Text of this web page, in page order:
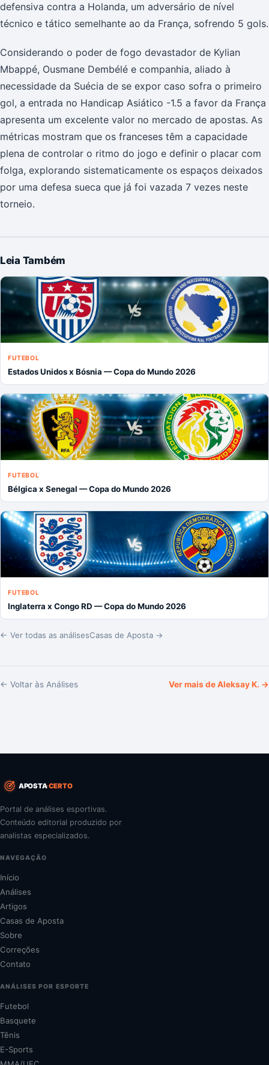
defensiva contra a Holanda, um adversário de nível
técnico e tático semelhante ao da França, sofrendo 5 gols.
Considerando o poder de fogo devastador de Kylian
Mbappé, Ousmane Dembélé e companhia, aliado à
necessidade da Suécia de se expor caso sofra o primeiro
gol, a entrada no Handicap Asiático -1.5 a favor da França
apresenta um excelente valor no mercado de apostas. As
métricas mostram que os franceses têm a capacidade
plena de controlar o ritmo do jogo e definir o placar com
folga, explorando sistematicamente os espaços deixados
por uma defesa sueca que já foi vazada 7 vezes neste
torneio.
Leia Também
FUTEBOL
Estados Unidos x Bósnia — Copa do Mundo 2026
FUTEBOL
Bélgica x Senegal — Copa do Mundo 2026
FUTEBOL
Inglaterra x Congo RD — Copa do Mundo 2026
← Ver todas as análisesCasas de Aposta →
← Voltar às Análises Ver mais deAleksay K. →
APOSTACERTO
Portal de análises esportivas.
Conteúdo editorial produzido por
analistas especializados.
NAVEGAÇÃO
Início
Análises
Artigos
Casas de Aposta
Sobre
Correções
Contato
ANÁLISES POR ESPORTE
Futebol
Basquete
Tênis
E-Sports